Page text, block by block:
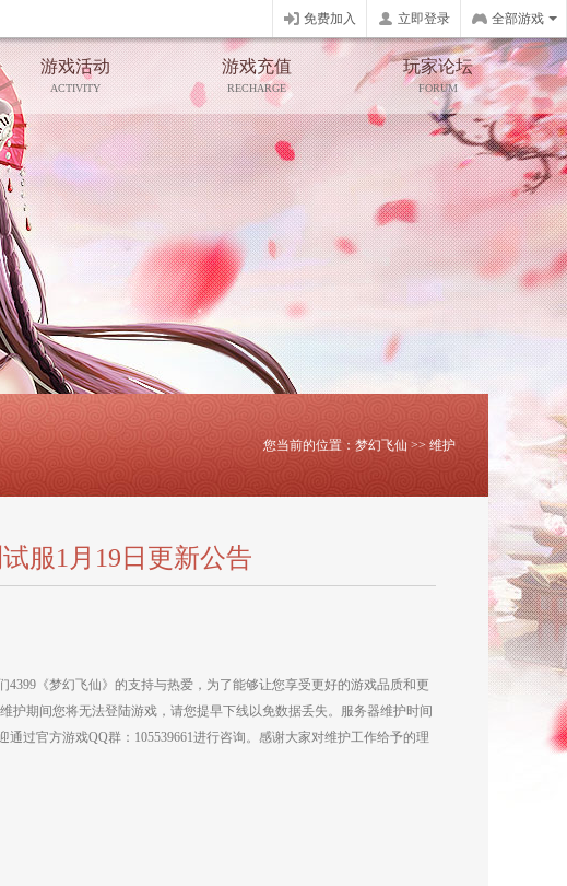
免费加入 立即登录 全部游戏
游戏活动
ACTIVITY
游戏充值
RECHARGE
玩家论坛
FORUM
您当前的位置： 梦幻飞仙 >> 维护
服1月19日更新公告
《梦幻飞仙》的支持与热爱，为了能够让您享受更好的游戏品质和更
护期间您将无法登陆游戏，请您提早下线以免数据丢失。服务器维护时间
过官方游戏QQ群：105539661进行咨询。感谢大家对维护工作给予的理